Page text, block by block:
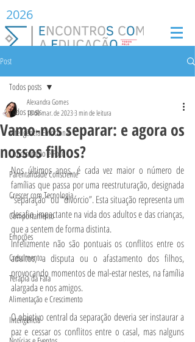
2026
Post
Todos posts
Inteligência Emocional
Concentração e Foco
Parentalidade Consciente
Crescer com Tecnologia
Comportamento
Emoções
Crescimento
Terapia da Fala
Alimentação e Crescimento
Inteligência
Todos posts
Vamo-nos separar: e agora os
nossos filhos?
Alexandra Gomes
10 de mar. de 20233 min de leitura
Nos últimos anos, é cada vez maior o número de
famílias que passa por uma reestruturação, designada
“separação” ou “divórcio”. Esta situação representa um
desafio impactante na vida dos adultos e das crianças,
que a sentem de forma distinta.
Infelizmente não são pontuais os conflitos entre os
adultos, a disputa ou o afastamento dos filhos,
provocando momentos de mal-estar nestes, na família
alargada e nos amigos.
O objetivo central da separação deveria ser instaurar a
paz e cessar os conflitos entre o casal, mas nalguns